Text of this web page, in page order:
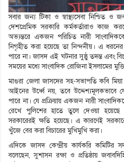
সবার জন্য টিকা ও স্বাস্থ্যসেবা নিশ্চিত ও
দেশপ্রেমিক সরকারি কর্মকর্তারাও কাজ
অভ্যন্তরে একজন পরিচিত নারী
নিগৃহীত করা হয়েছে তা নিন্দনীয়। এ
পারে না। জাসদ এই ঘটনার সুষ্ঠু তদন্ত এবং
সময়ের মধ্যে সাংবাদিক রোজিনা ইসলামের
মাগুরা জেলা জাসদের সহ-সভাপতি কবি
আইনের উর্ধ্বে নয়, তবে
পারে না। যে প্রক্রিয়ায় একজন নারী
রেখে পুলিশের হাতে তুলে দেওয়া হয়েছে
সরকারেরই ক্ষতি হয়েছে। এ কারণেই
খুঁজে বের করা বিচারের মুখিমুখি করা।
এদিকে জাসদ কেন্দ্রীয় কার্যকরি
বলেছেন, সুশাসন রক্ষা ও প্রতিষ্ঠায়